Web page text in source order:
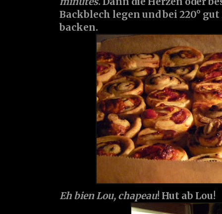
Backblech legen und bei 220°
backen.
Eh bien Lou, chapeau! Hut ab Lou!